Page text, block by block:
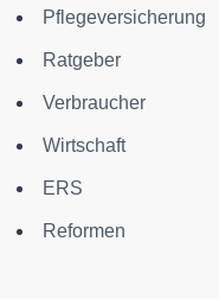
Pflegeversicherung
Ratgeber
Verbraucher
Wirtschaft
ERS
Reformen